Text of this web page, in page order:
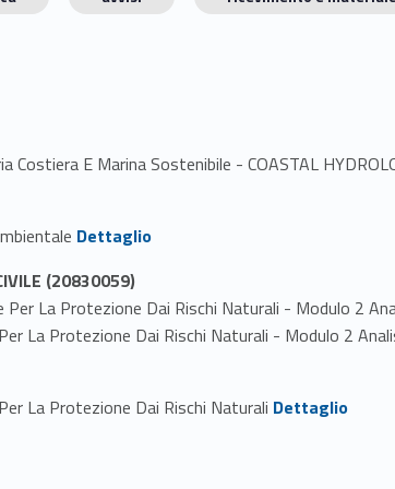
Costiera E Marina Sostenibile - COASTAL
Link identifier #identifier_person_114484-1
Dettaglio
(20830059)
La Protezione Dai Rischi Naturali - Modulo 2
La Protezione Dai Rischi Naturali - Modulo 2
La Protezione Dai Rischi Naturali Link identifier #identifier_person_139943-1
Dettaglio